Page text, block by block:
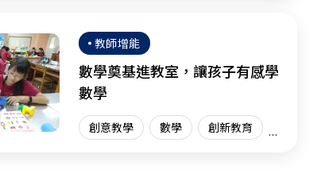
教師增能
數學奠基進教室，讓孩子有感學
數學
創意教學 數學 創新教育